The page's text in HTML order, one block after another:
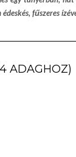
fűszeres
ADAGHOZ)